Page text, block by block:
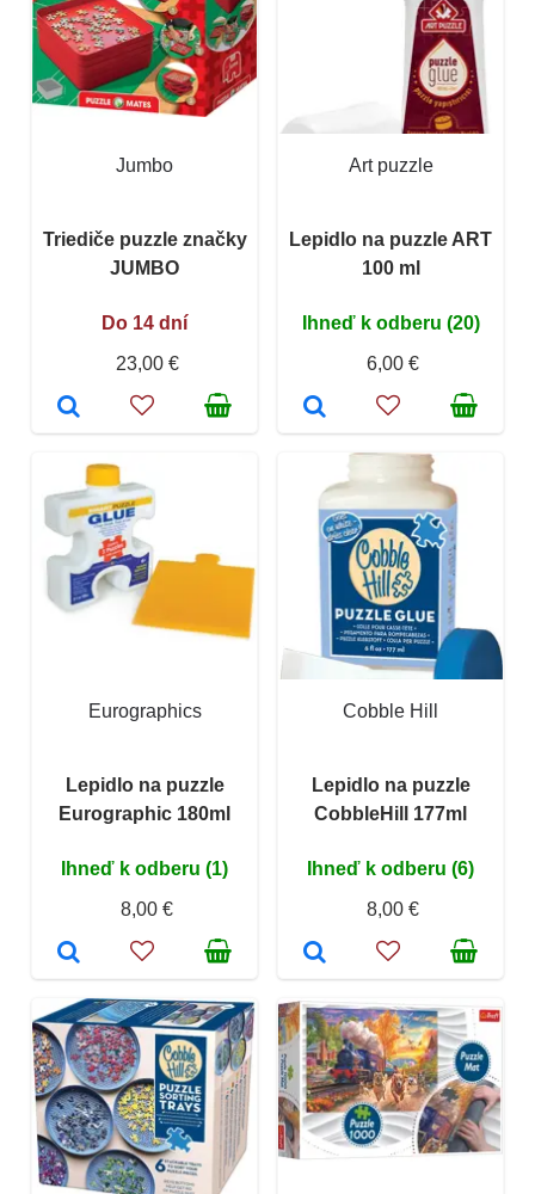
Jumbo
Triediče puzzle značky
JUMBO
Do 14 dní
23,00 €
Art puzzle
Lepidlo na puzzle ART
100 ml
Ihneď k odberu (20)
6,00 €
Eurographics
Lepidlo na puzzle
Eurographic 180ml
Ihneď k odberu (1)
8,00 €
Cobble Hill
Lepidlo na puzzle
CobbleHill 177ml
Ihneď k odberu (6)
8,00 €